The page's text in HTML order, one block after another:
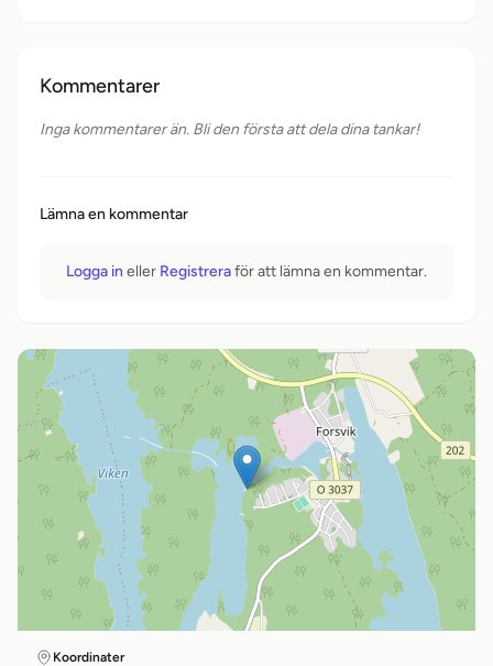
Kommentarer
Inga kommentarer än. Bli den första att dela dina tankar!
Lämna en kommentar
Logga in eller Registreraför att lämna en kommentar.
Koordinater